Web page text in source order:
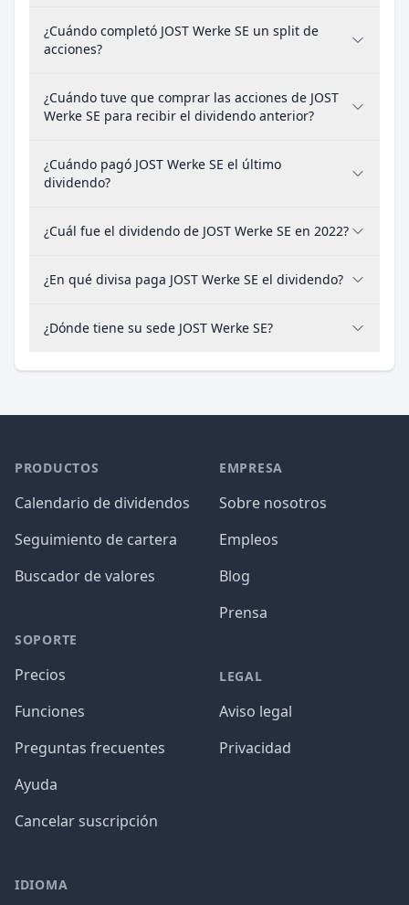
¿Cuándo completó JOST Werke SE un split de
acciones?
¿Cuándo tuve que comprar las acciones de JOST
Werke SE para recibir el dividendo anterior?
¿Cuándo pagó JOST Werke SE el último
dividendo?
¿Cuál fue el dividendo de JOST Werke SE en 2022?
¿En qué divisa paga JOST Werke SE el dividendo?
¿Dónde tiene su sede JOST Werke SE?
PRODUCTOS
Calendario de dividendos
Seguimiento de cartera
Buscador de valores
SOPORTE
Precios
Funciones
Preguntas frecuentes
Ayuda
Cancelar suscripción
EMPRESA
Sobre nosotros
Empleos
Blog
Prensa
LEGAL
Aviso legal
Privacidad
IDIOMA